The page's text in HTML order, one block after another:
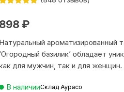
на основе
пользовател
ей
898 ₽
Натуральный ароматизированный
‘Огородный базилик’ обладает
для мужчин, так и для женщин.
В наличииСклад Аурасо